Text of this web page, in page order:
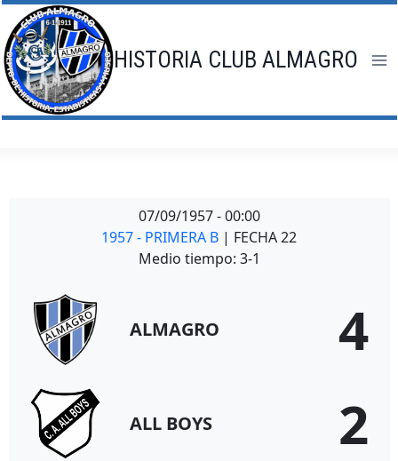
Saltar
al
contenido
HISTORIA CLUB ALMAGRO
07/09/1957 - 00:00
1957 - PRIMERA B | FECHA 22
Medio tiempo: 3-1
ALMAGRO 4
ALL BOYS 2